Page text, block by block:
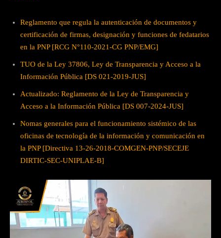
Reglamento que regula la autenticación de documentos y
certificación de firmas, designación y funciones de fedatarios
en la PNP [RCG N°110-2021-CG PNP/EMG]
TUO de la Ley 37806, Ley de Transparencia y Acceso a la
Información Pública [DS 021-2019-JUS]
Actualizado: Reglamento de la Ley de Transparencia y
Acceso a la Información Pública [DS 007-2024-JUS]
Nomas generales para el funcionamiento sistémico de las
oficinas de tecnología de la información y comunicación en
la PNP [Directiva 13-26-2018-COMGEN-PNP/SECEJE
DIRTIC-SEC-UNIPLAE-B]